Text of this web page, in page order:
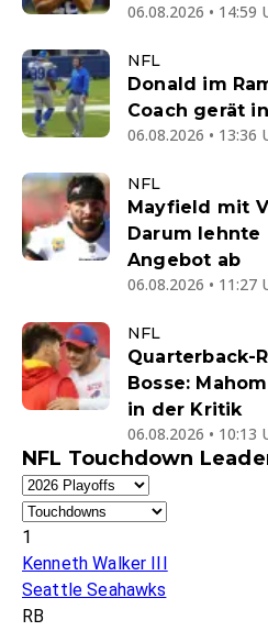
06.08.2026 • 14:59
NFL
Donald im
Coach gerät
06.08.2026 • 13:36
NFL
Mayfield mit
Darum lehnte
Angebot ab
06.08.2026 • 11:27
NFL
Quarterback-
Bosse:
in der Kritik
06.08.2026 • 10:13
NFL Touchdown
1
Kenneth Walker III
Seattle Seahawks
RB